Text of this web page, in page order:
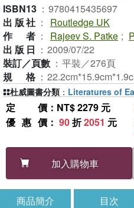
ISBN13 ： 9780415435697
出版社 ：
Routledge UK
作者 ： Rajeev S. Patke ;
出版日 ： 2009/07/22
裝訂／頁數 ： 平裝／276頁
規格 ：
定價 ：NT$ 2279 元
優惠價 ： 90折2051 元
加入購物車
杜威圖書分類 ： Literatures of
商品簡介 目次